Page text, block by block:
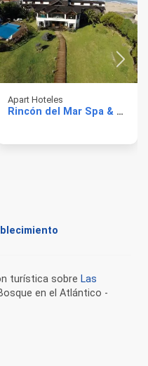
Apart Hoteles
Rincón del Mar Spa & Resort
turística sobre Las
en el Atlántico -